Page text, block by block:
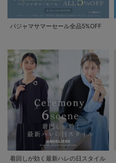
パジャマサマーセール全品5%OFF
着回しが効く最新ハレの日スタイル